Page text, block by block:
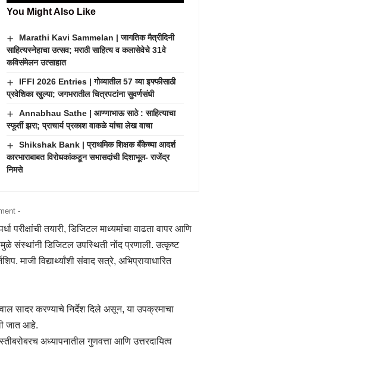
You Might Also Like
Marathi Kavi Sammelan | जागतिक मैत्रीदिनी
साहित्यस्नेहाचा उत्सव; मराठी साहित्य व कलासेवेचे 31वे
कविसंमेलन उत्साहात
IFFI 2026 Entries | गोव्यातील 57 व्या इफ्फीसाठी
प्रवेशिका खुल्या; जगभरातील चित्रपटांना सुवर्णसंधी
Annabhau Sathe | आण्णाभाऊ साठे : साहित्याचा
स्फूर्ती झरा; प्राचार्य प्रकाश वाकळे यांचा लेख वाचा
Shikshak Bank | प्राथमिक शिक्षक बँकेच्या आदर्श
कारभाराबाबत विरोधकांकडून सभासदांची दिशाभूल- राजेंद्र
निमसे
-
परीक्षांची तयारी, डिजिटल माध्यमांचा वाढता वापर आणि
संस्थांनी डिजिटल उपस्थिती नोंद प्रणाली. उत्कृष्ट
माजी विद्यार्थ्यांशी संवाद सत्रे, अभिप्रायाधारित
सादर करण्याचे निर्देश दिले असून, या उपक्रमाचा
जात आहे.
अध्यापनातील गुणवत्ता आणि उत्तरदायित्व